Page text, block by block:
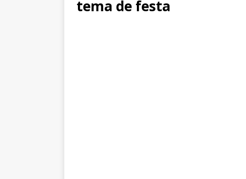
tema de festa